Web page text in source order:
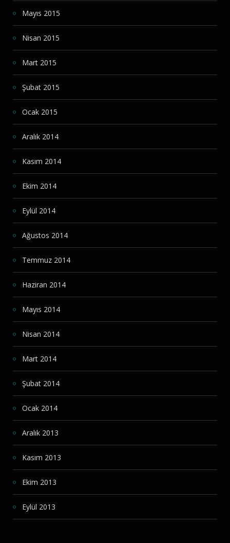
Mayıs 2015
Nisan 2015
Mart 2015
Şubat 2015
Ocak 2015
Aralık 2014
Kasım 2014
Ekim 2014
Eylül 2014
Ağustos 2014
Temmuz 2014
Haziran 2014
Mayıs 2014
Nisan 2014
Mart 2014
Şubat 2014
Ocak 2014
Aralık 2013
Kasım 2013
Ekim 2013
Eylül 2013